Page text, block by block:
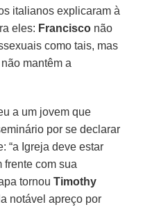
italianos explicaram à
eles: Francisco não
como tais, mas
mantêm a
a um jovem que
por se declarar
“a Igreja deve estar
frente com sua
tornouTimothy
notável apreço por